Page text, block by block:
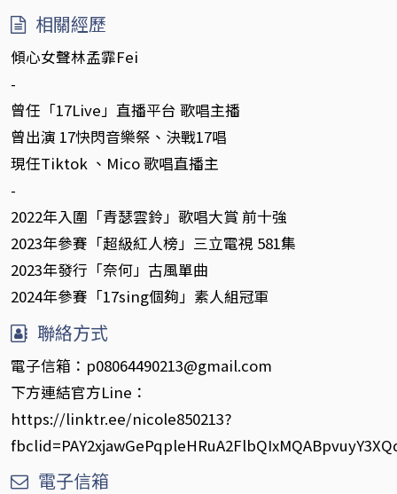
相關經歷
傾心女聲林孟霏Fei
-
曾任「17Live」直播平台 歌唱主播
曾出演 17快閃音樂祭、決戰17唱
現任Tiktok 、Mico 歌唱直播主
-
2022年入圍「青瑟雲鈴」歌唱大賞 前十強
2023年參賽「超級紅人榜」三立電視 581集
2023年發行「奈何」古風單曲
2024年參賽「17sing個夠」素人組冠軍
聯絡方式
電子信箱：p08064490213@gmail.com
下方連結官方Line：
https://linktr.ee/nicole850213?
電子信箱